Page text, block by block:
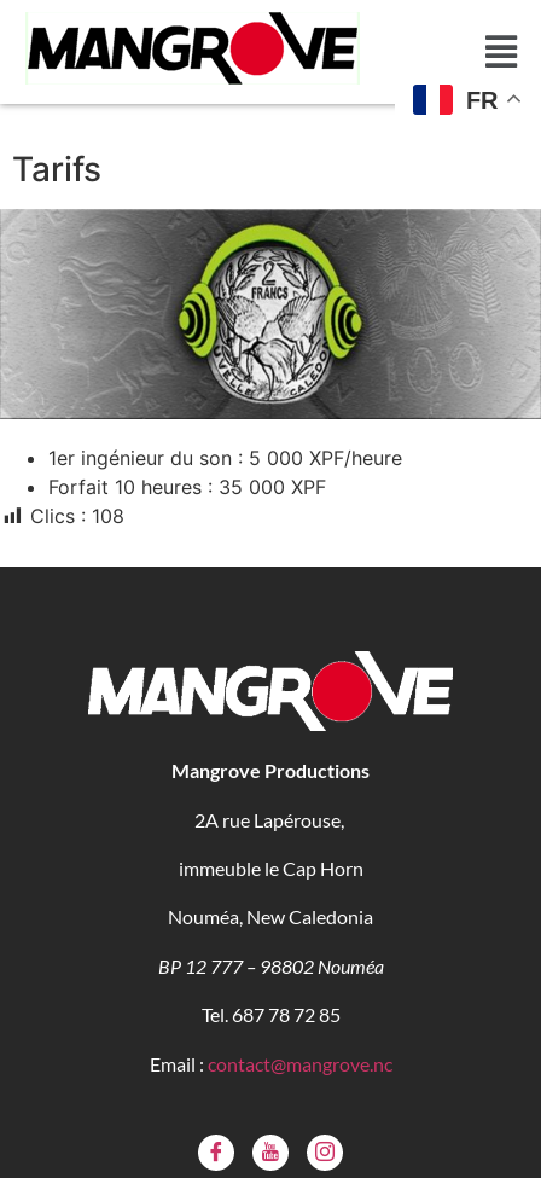
Tarifs
1er ingénieur du son : 5 000 XPF/heure
Forfait 10 heures : 35 000 XPF
Clics : 108
Mangrove Productions
2A rue Lapérouse,
immeuble le Cap Horn
Nouméa, New Caledonia
BP 12 777 – 98802 Nouméa
Tel. 687 78 72 85
Email : contact@mangrove.nc
FR